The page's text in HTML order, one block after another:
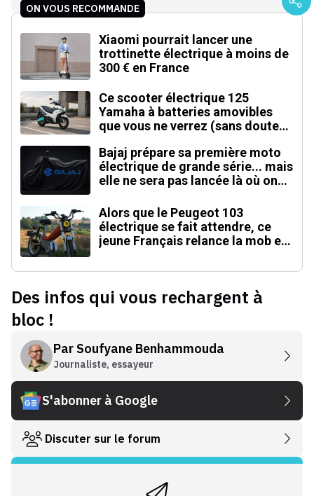
ON VOUS RECOMMANDE
Xiaomi pourrait lancer une
trottinette électrique à moins de
300 € en France
Ce scooter électrique 125
Yamaha à batteries amovibles
que vous ne verrez (sans doute)
Bajaj prépare sa première moto
électrique de grande série... mais
elle ne sera pas lancée là où on
Alors que le Peugeot 103
électrique se fait attendre, ce
jeune Français relance la mob en
Des infos qui vous rechargent à
bloc !
Par Soufyane Benhammouda
Journaliste, essayeur
S'abonner à Google
Discuter sur le forum